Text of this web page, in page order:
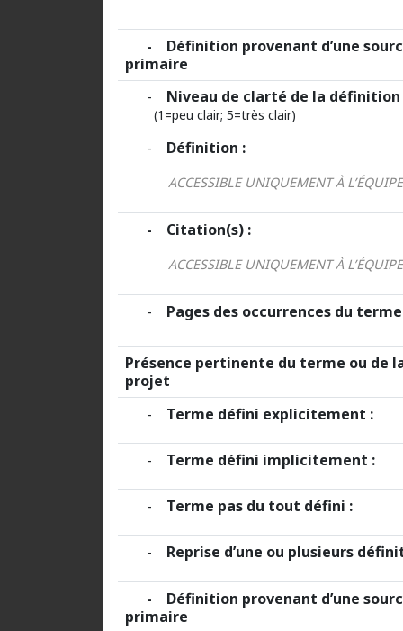
- Définition provenant d’une
primaire
- Niveau de clarté de la
(1=peu clair; 5=très clair)
- Définition :
ACCESSIBLE UNIQUEMENT À
- Citation(s) :
ACCESSIBLE UNIQUEMENT À
- Pages des occurrences du
Présence pertinente du terme ou de
projet
- Terme défini explicitement :
- Terme défini implicitement :
- Terme pas du tout défini :
- Reprise d’une ou plusieurs
- Définition provenant d’une
primaire